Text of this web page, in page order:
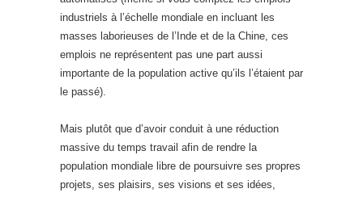
industriels à l’échelle mondiale en incluant les
masses laborieuses de l’Inde et de la Chine, ces
emplois ne représentent pas une part aussi
importante de la population active qu’ils l’étaient par
le passé).
Mais plutôt que d’avoir conduit à une réduction
massive du temps travail afin de rendre la
population mondiale libre de poursuivre ses propres
projets, ses plaisirs, ses visions et ses idées,